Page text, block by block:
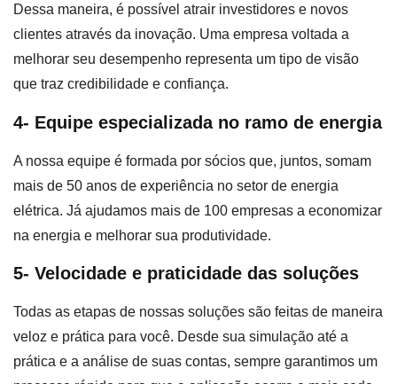
Dessa maneira, é possível atrair investidores e novos
clientes através da inovação. Uma empresa voltada a
melhorar seu desempenho representa um tipo de visão
que traz credibilidade e confiança.
4- Equipe especializada no ramo de energia
A nossa equipe é formada por sócios que, juntos, somam
mais de 50 anos de experiência no setor de energia
elétrica. Já ajudamos mais de 100 empresas a economizar
na energia e melhorar sua produtividade.
5- Velocidade e praticidade das soluções
Todas as etapas de nossas soluções são feitas de maneira
veloz e prática para você. Desde sua simulação até a
prática e a análise de suas contas, sempre garantimos um